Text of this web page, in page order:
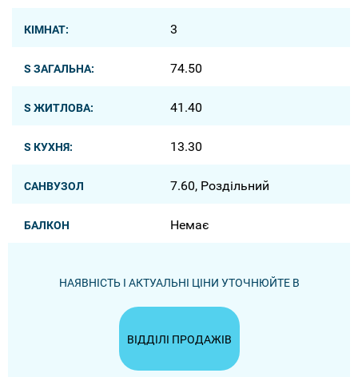
КІМНАТ: 3
S ЗАГАЛЬНА: 74.50
S ЖИТЛОВА: 41.40
S КУХНЯ: 13.30
САНВУЗОЛ 7.60, Роздільний
БАЛКОН Немає
НАЯВНІСТЬ І АКТУАЛЬНІ ЦІНИ УТОЧНЮЙТЕ В
ВІДДІЛІ ПРОДАЖІВ